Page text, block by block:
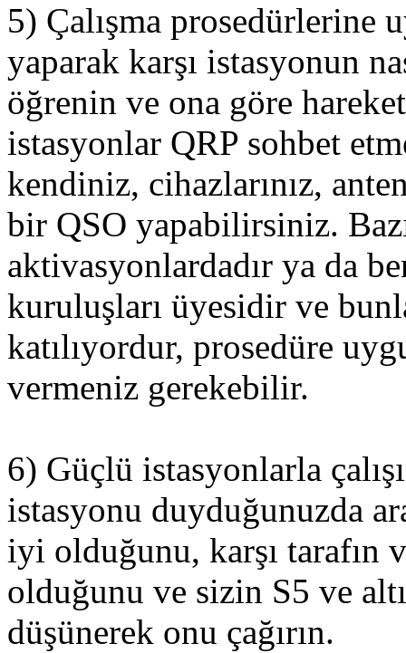
5) Çalışma prosedürlerine
yaparak karşı istasyonun
öğrenin ve ona göre
istasyonlar QRP sohbet
kendiniz, cihazlarınız,
bir QSO yapabilirsiniz.
aktivasyonlardadır ya da
kuruluşları üyesidir ve
katılıyordur, prosedüre
vermeniz gerekebilir.
6) Güçlü istasyonlarla
istasyonu duyduğunuzda
iyi olduğunu, karşı tarafın
olduğunu ve sizin S5 ve
düşünerek onu çağırın.